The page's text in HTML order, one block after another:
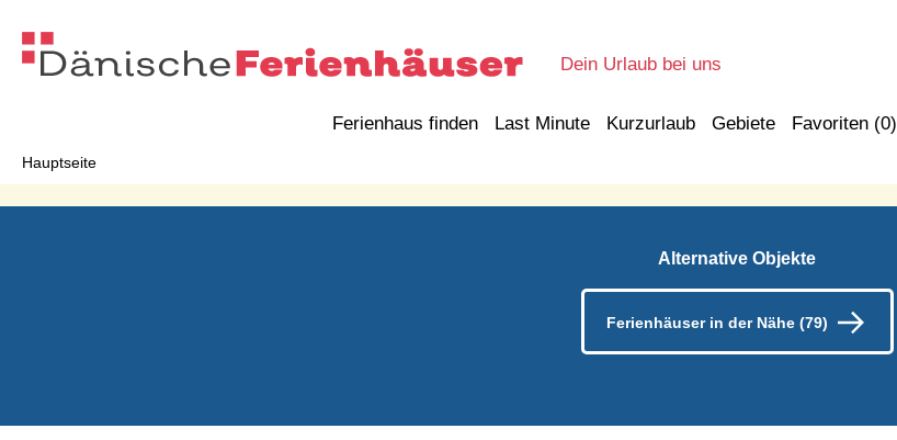
Dein Urlaub bei uns
Ferienhaus finden Last Minute Kurzurlaub Gebiete Favoriten (0)
Hauptseite
Alternative Objekte
Ferienhäuser in der Nähe (79)